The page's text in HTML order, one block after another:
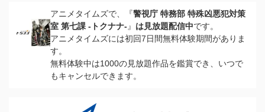
アニメタイムズで、『警視庁 特務部 特殊凶悪犯対策
室 第七課 -トクナナ- 』 は見放題配信中です。
アニメタイムズには初回7日間無料体験期間がありま
す。
無料体験中は1000の見放題作品を鑑賞でき、いつで
もキャンセルできます。